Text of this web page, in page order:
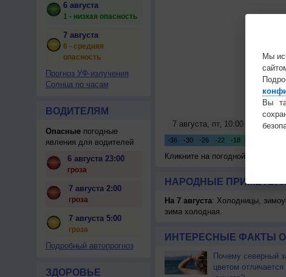
6 августа
1 - низкая опасность
7 августа
6 - средняя
опасность
Прогноз УФ-излучения
Солнца по часам
ВОДИТЕЛЯМ
Опасныепогодные
явления для водителей
6 августа 23:00
гроза
7 августа 2:00
гроза
7 августа 5:00
гроза
Подробный автопрогноз
ЗДОРОВЬЕ
Кликните на погодной карте
НАРОДНЫЕ ПРИМЕТЫ
На 7 августа: Холодницы,
зима холодная.
ИНТЕРЕСНЫЕ ФАКТЫ
Почему северный
цветом отличается
Мы
Вы